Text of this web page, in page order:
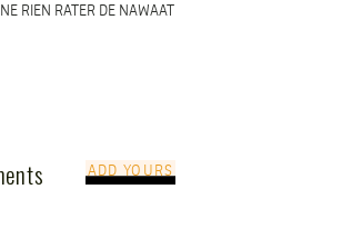
RIEN RATER DE NAWAAT
ADD YOURS